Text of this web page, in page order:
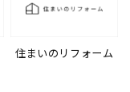
住まいのリフォーム